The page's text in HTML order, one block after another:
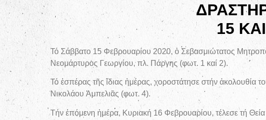
15
Τό Σάββατο 15 Φεβρουαρίου 2020, ὁ Σεβασμιώτατος
Νεομάρτυρος Γεωργίου, πλ. Πάργης (φωτ. 1 καί 2).
Τό ἑσπέρας τῆς ἴδιας ἡμέρας, χοροστάτησε στήν
Νικολάου Ἀμπελιᾶς (φωτ. 4).
Τήν ἑπόμενη ἡμέρα, Κυριακή 16 Φεβρουαρίου, τέλεσε τή